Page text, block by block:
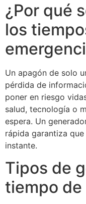
¿Por qué
los
Un apagón de solo
pérdida de
poner en riesgo
salud, tecnología o
espera. Un
rápida garantiza
instante.
Tipos de
tiempo